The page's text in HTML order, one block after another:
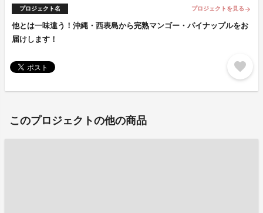
プロジェクト名 プロジェクトを見る arrow_forward
他とは一味違う！沖縄・西表島から完熟マンゴー・パイナップルをお
届けします！
favorite
このプロジェクトの他の商品